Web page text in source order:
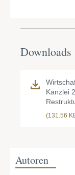
Downloads
Kanzlei
(131.56
Autoren